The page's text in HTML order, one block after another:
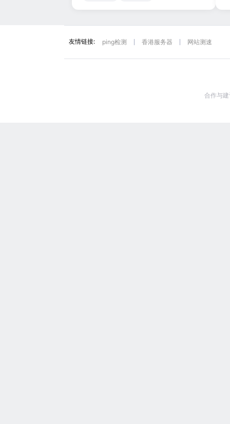
友情链接: ping检测 香港服务器 网站测速
合作与